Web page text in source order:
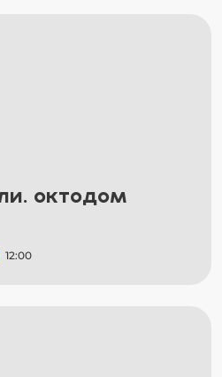
октодом
12:00